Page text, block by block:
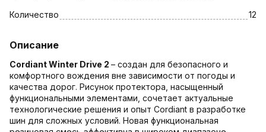
Количество 12
Описание
Cordiant Winter Drive 2 – создан для безопасного и
комфортного вождения вне зависимости от погоды и
качества дорог. Рисунок протектора, насыщенный
функциональными элементами, сочетает актуальные
технологические решения и опыт Cordiant в разработке
шин для сложных условий. Новая функциональная